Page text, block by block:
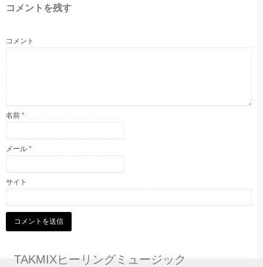
コメントを残す
コメント
名前 *
メール *
サイト
TAKMIXヒーリングミュージック